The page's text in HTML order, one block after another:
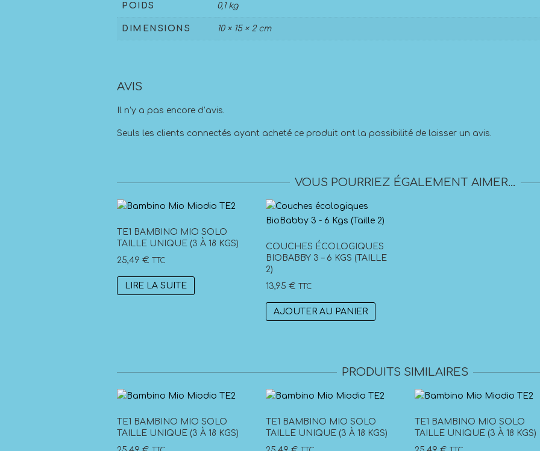
POIDS 0,1 kg
DIMENSIONS 10 × 15 × 2 cm
AVIS
Il n’y a pas encore d’avis.
Seuls les clients connectés ayant acheté ce produit ont la possibilité de laisser un avis.
VOUS POURRIEZ ÉGALEMENT AIMER…
TE1 BAMBINO MIO SOLO
TAILLE UNIQUE (3 À 18 KGS)
25,49€ TTC
LIRE LA SUITE
COUCHES ÉCOLOGIQUES
BIOBABBY 3 – 6 KGS (TAILLE
2)
13,95€ TTC
AJOUTER AU PANIER
PRODUITS SIMILAIRES
TE1 BAMBINO MIO SOLO
TAILLE UNIQUE (3 À 18 KGS)
TE1 BAMBINO MIO SOLO
TAILLE UNIQUE (3 À 18 KGS)
TE1 BAMBINO MIO SOLO
TAILLE UNIQUE (3 À 18 KGS)